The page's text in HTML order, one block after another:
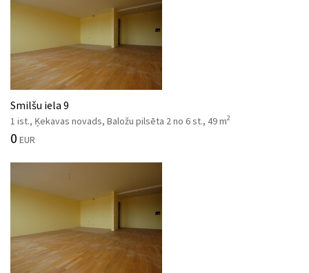
Smilšu iela 9
1 ist., Ķekavas novads, Baložu pilsēta 2 no 6 st., 49 m2
0 EUR